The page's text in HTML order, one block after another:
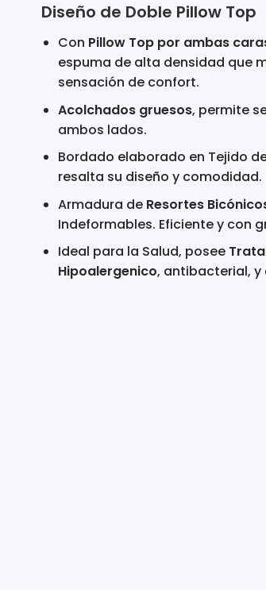
Diseño de Doble Pillow Top
Con Pillow Top por ambas
espuma de alta densidad que
sensación de confort.
Acolchados gruesos, permite
ambos lados.
Bordado elaborado en Tejido
resalta su diseño y comodidad.
Armadura de Resortes
Indeformables. Eficiente y con
Ideal para la Salud, posee
Hipoalergenico, antibacterial,